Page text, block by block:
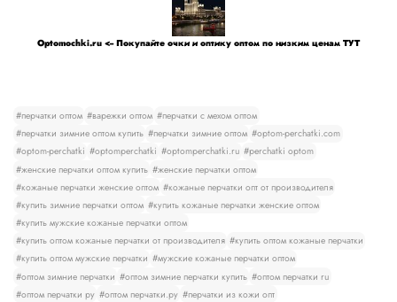
Optomochki.ru <-- Покупайте очки и оптику оптом по низким ценам ТУТ
#перчатки оптом #варежки оптом #перчатки с мехом оптом
#перчатки зимние оптом купить #перчатки зимние оптом #optom-perchatki.com
#optom-perchatki #optomperchatki #optomperchatki.ru #perchatki optom
#женские перчатки оптом купить #женские перчатки оптом
#кожаные перчатки женские оптом #кожаные перчатки опт от производителя
#купить зимние перчатки оптом #купить кожаные перчатки женские оптом
#купить мужские кожаные перчатки оптом
#купить оптом кожаные перчатки от производителя #купить оптом кожаные перчатки
#купить оптом мужские перчатки #мужские кожаные перчатки оптом
#оптом зимние перчатки #оптом зимние перчатки купить #оптом перчатки ru
#оптом перчатки ру #оптом перчатки.ру #перчатки из кожи опт